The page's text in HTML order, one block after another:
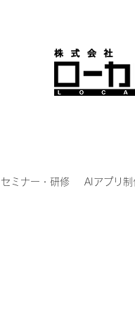
セミナー・研修 AIアプリ制